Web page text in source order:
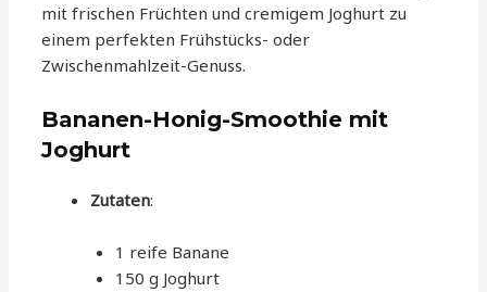
mit frischen Früchten und cremigem Joghurt zu
einem perfekten Frühstücks- oder
Zwischenmahlzeit-Genuss.
Bananen-Honig-Smoothie mit
Joghurt
Zutaten:
1 reife Banane
150 g Joghurt